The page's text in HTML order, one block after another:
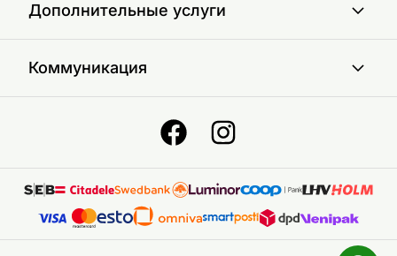
Дополнительные услуги
Коммуникация